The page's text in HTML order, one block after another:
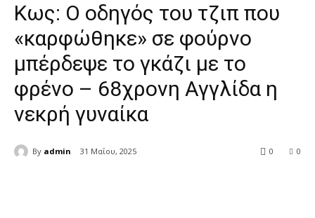
Κως: Ο οδηγός του τζιπ που
«καρφώθηκε» σε φούρνο
μπέρδεψε το γκάζι με το
φρένο – 68χρονη Αγγλίδα η
νεκρή γυναίκα
By admin 31 Μαΐου, 2025 0
0